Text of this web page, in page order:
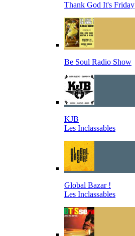
Thank God It's Friday
Be Soul Radio Show
KJB
Les Inclassables
Global Bazar !
Les Inclassables